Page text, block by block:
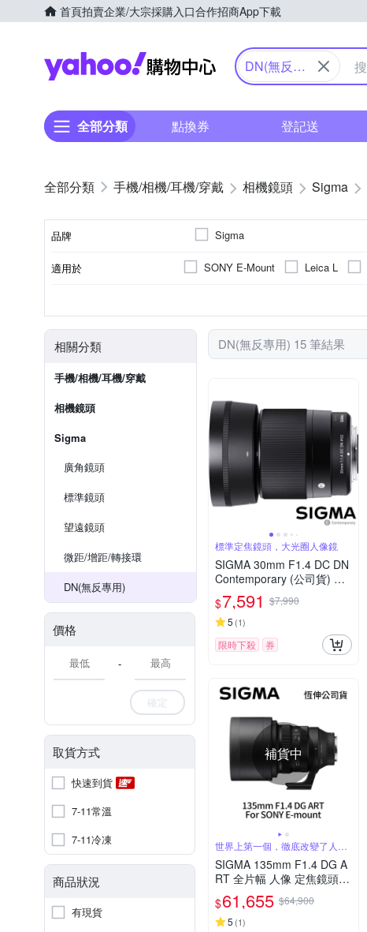
首頁拍賣企業/大宗採購入口合作招商App下載
Yahoo購物中心
DN(無反專
全部分類 點換券 登記送
手機/相機/耳機/穿戴 相機鏡頭 Sigma
品牌 Sigma
適用於 SONY E-Mount Leica L
相關分類
手機/相機/耳機/穿戴
相機鏡頭
Sigma
廣角鏡頭
標準鏡頭
望遠鏡頭
微距/增距/轉接環
DN(無反專用)
價格
-
確定
取貨方式
快速到貨
7-11常溫
7-11冷凍
商品狀況
有現貨
DN(無反專用) 15 筆結果
標準定焦鏡頭，大光圈人像鏡
SIGMA 30mm F1.4 DC DN
Contemporary (公司貨) 標
準大光圈定焦鏡頭 人像鏡 A
PS-C 無反微單眼專用鏡頭
$7,591 $7,990
5 (1)
限時下殺 券
補貨中
世界上第一個，徹底改變了人像
攝影
SIGMA 135mm F1.4 DG A
RT 全片幅 人像 定焦鏡頭 F
or SONY E-mount (公司貨)
$61,655 $64,900
5 (1)